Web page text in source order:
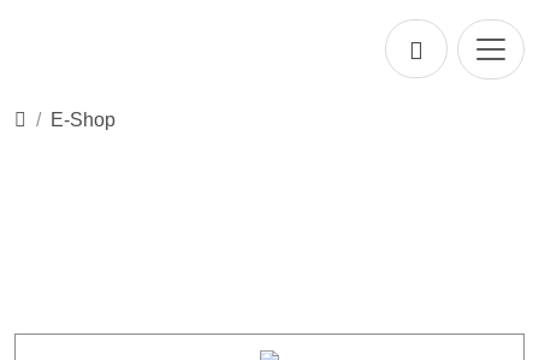
Startseite
E-Shop